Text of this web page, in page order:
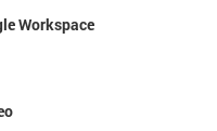
Workspace